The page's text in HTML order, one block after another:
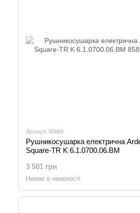
Артикул: 85866
Рушникосушарка електрична
Square-TR K 6.1.0700.06.BM
3 501 грн
Немає в наявності